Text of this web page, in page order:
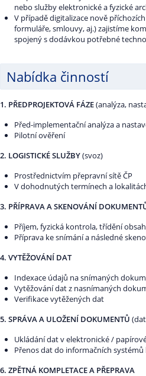
nebo služby elektronické a fyzické
V případě digitalizace nově
formuláře, smlouvy, aj.) zajistíme
spojený s dodávkou potřebné
Nabídka činností
1. PŘEDPROJEKTOVÁ FÁZE(analýza,
Před-implementační analýza a
Pilotní ověření
2. LOGISTICKÉ SLUŽBY(svoz)
Prostřednictvím přepravní sítě ČP
V dohodnutých termínech a
3. PŘÍPRAVA A SKENOVÁNÍ
Příjem, fyzická kontrola, třídění
Příprava ke snímání a následné
4. VYTĚŽOVÁNÍ DAT
Indexace údajů na snímaných
Vytěžování dat z nasnímaných
Verifikace vytěžených dat
5. SPRÁVA A ULOŽENÍ DOKUMENTŮ
Ukládání dat v elektronické /
Přenos dat do informačních systémů
6. ZPĚTNÁ KOMPLETACE A PŘEPRAVA